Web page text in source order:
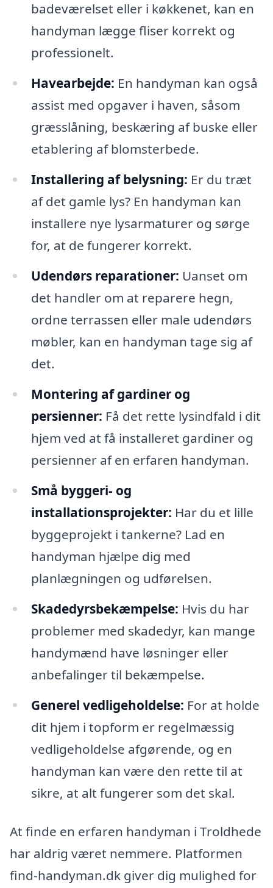
badeværelset eller i køkkenet, kan en
handyman lægge fliser korrekt og
professionelt.
Havearbejde: En handyman kan også
assist med opgaver i haven, såsom
græsslåning, beskæring af buske eller
etablering af blomsterbede.
Installering af belysning: Er du træt
af det gamle lys? En handyman kan
installere nye lysarmaturer og sørge
for, at de fungerer korrekt.
Udendørs reparationer: Uanset om
det handler om at reparere hegn,
ordne terrassen eller male udendørs
møbler, kan en handyman tage sig af
det.
Montering af gardiner og
persienner: Få det rette lysindfald i dit
hjem ved at få installeret gardiner og
persienner af en erfaren handyman.
Små byggeri- og
installationsprojekter: Har du et lille
byggeprojekt i tankerne? Lad en
handyman hjælpe dig med
planlægningen og udførelsen.
Skadedyrsbekæmpelse: Hvis du har
problemer med skadedyr, kan mange
handymænd have løsninger eller
anbefalinger til bekæmpelse.
Generel vedligeholdelse: For at holde
dit hjem i topform er regelmæssig
vedligeholdelse afgørende, og en
handyman kan være den rette til at
sikre, at alt fungerer som det skal.
At finde en erfaren handyman i Troldhede
har aldrig været nemmere. Platformen
find-handyman.dk giver dig mulighed for